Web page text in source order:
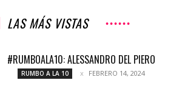
LAS MÁS VISTAS
#RUMBOALA10: ALESSANDRO DEL PIERO
RUMBO A LA 10 FEBRERO 14, 2024